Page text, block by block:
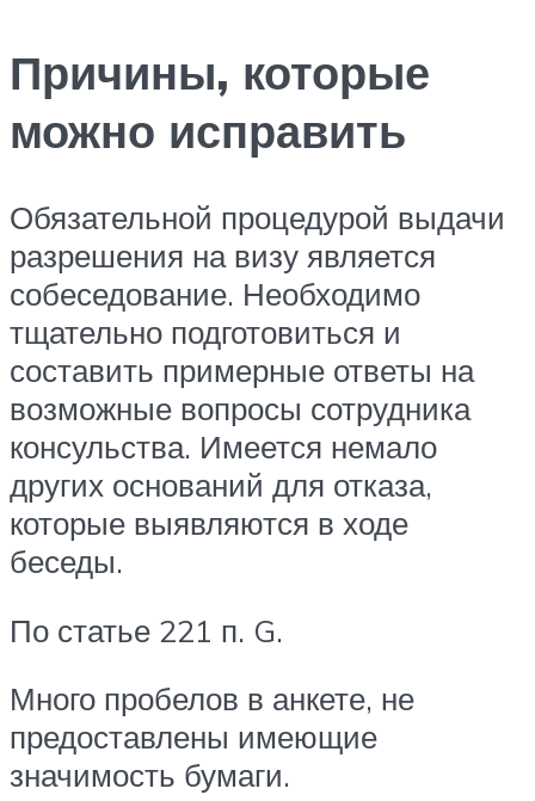
Причины, которые
можно исправить
Обязательной процедурой выдачи
разрешения на визу является
собеседование. Необходимо
тщательно подготовиться и
составить примерные ответы на
возможные вопросы сотрудника
консульства. Имеется немало
других оснований для отказа,
которые выявляются в ходе
беседы.
По статье 221 п. G.
Много пробелов в анкете, не
предоставлены имеющие
значимость бумаги.